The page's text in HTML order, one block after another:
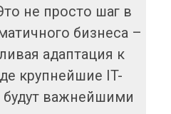
не просто шаг в
бизнеса –
адаптация к
крупнейшие IT-
будут важнейшими